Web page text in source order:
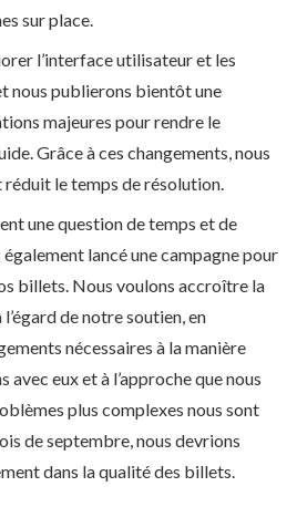
sur place.
l’interface utilisateur et les
nous publierons bientôt une
majeures pour rendre le
Grâce à ces changements, nous
le temps de résolution.
une question de temps et de
lancé une campagne pour
billets. Nous voulons accroître la
de notre soutien, en
nécessaires à la manière
eux et à l’approche que nous
plus complexes nous sont
de septembre, nous devrions
dans la qualité des billets.